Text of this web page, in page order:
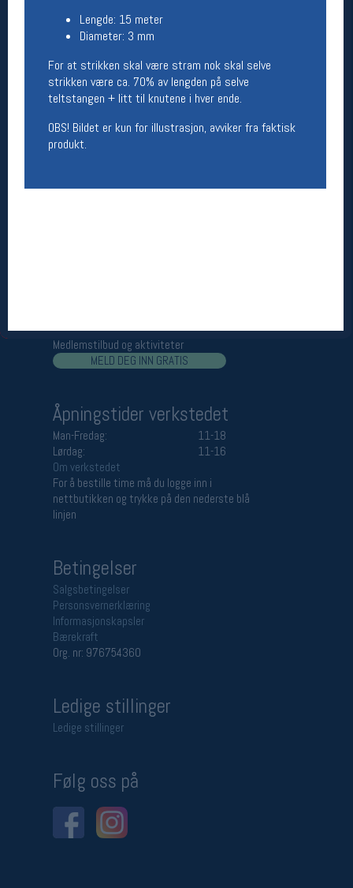
Lengde: 15 meter
Diameter: 3 mm
For at strikken skal være stram nok skal selve
strikken være ca. 70% av lengden på selve
teltstangen + litt til knutene i hver ende.
OBS! Bildet er kun for illustrasjon, avviker fra faktisk
produkt.
Her finner du oss
Oslo Sportslager
0183 Oslo
Telefon: 23 32 62 00
(telefontid man-fredag klokken 10-13)
Om oss
Kontakt oss
Magasinet
Medlemstilbud og aktiviteter
MELD DEG INN GRATIS
Åpningstider verkstedet
Man-Fredag:
11-18
Lørdag:
11-16
Om verkstedet
For å bestille time må du logge inn i
nettbutikken og trykke på den nederste blå
linjen
Betingelser
Salgsbetingelser
Personsvernerklæring
Informasjonskapsler
Bærekraft
Org. nr: 976754360
Ledige stillinger
Ledige stillinger
Følg oss på